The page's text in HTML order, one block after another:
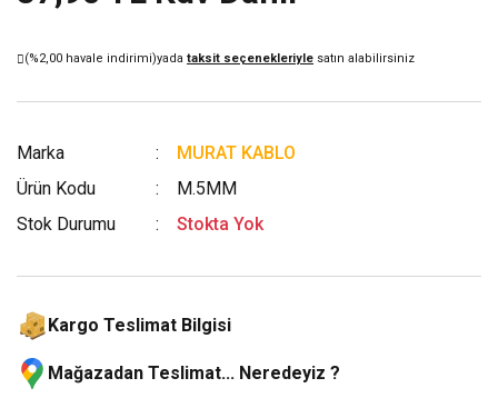
(%2,00 havale indirimi)yada taksit seçenekleriyle satın alabilirsiniz
Marka
MURAT KABLO
Ürün Kodu
M.5MM
Stok Durumu
Stokta Yok
Kargo Teslimat Bilgisi
Mağazadan Teslimat... Neredeyiz ?